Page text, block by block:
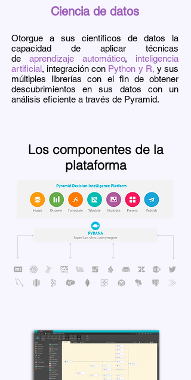
Ciencia de datos
Otorgue a sus científicos de datos la
capacidad de aplicar técnicas
de aprendizaje automático, inteligencia
artificial, integración con Python y R, y sus
múltiples librerías con el fin de obtener
descubrimientos en sus datos con un
análisis eficiente a través de Pyramid.
Los componentes de la
plataforma